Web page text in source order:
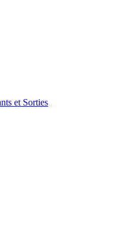
et Sorties